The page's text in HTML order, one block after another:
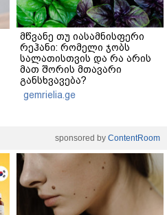
მწვანე თუ იასამნისფერი
რეჰანი: რომელი ჯობს
სალათისთვის და რა არის
მათ შორის მთავარი
განსხვავება?
gemrielia.ge
sponsored by ContentRoom